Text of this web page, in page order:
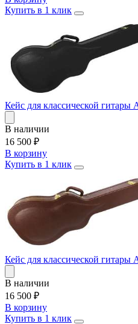
Купить в 1 клик
Кейс для классической гитары
В наличии
16 500 ₽
В корзину
Купить в 1 клик
Кейс для классической
В наличии
16 500 ₽
В корзину
Купить в 1 клик